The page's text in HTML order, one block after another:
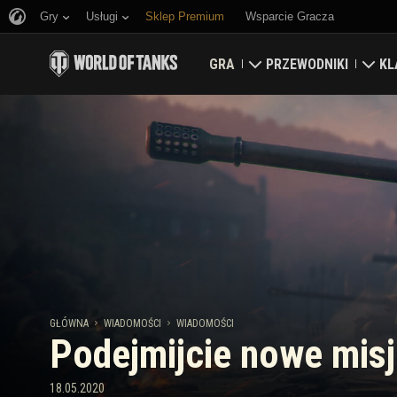
Gry Usługi Sklep Premium Wsparcie Gracza
GRA
Pobierz teraz
Odbierz kody bonusowe
Czołgopedia
PRZEWODNIKI
Przewodnik nowicjusza
Przewodnik ogólny
Zabezpieczenie konta
Zasady fair play
GŁÓWNA WIADOMOŚCI WIADOMOŚCI
Podejmijcie nowe
18.05.2020